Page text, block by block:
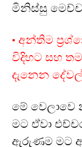
මිනිස්සු
• අන්තිම
විදිහට සහ
දැනෙන
මේ
මට ඒවා
ඇරුණම මට